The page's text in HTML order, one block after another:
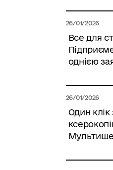
26/01/2026
Все для
однією
26/01/2026
Один клік